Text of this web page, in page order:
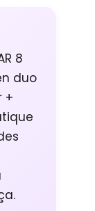
8
duo
+